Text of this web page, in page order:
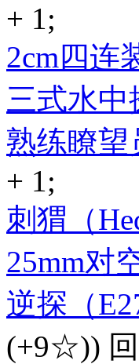
+ 1;
2cm四连
三式水中
熟练瞭望
+ 1;
刺猬（
25mm对
逆探（
(+9☆)) 回